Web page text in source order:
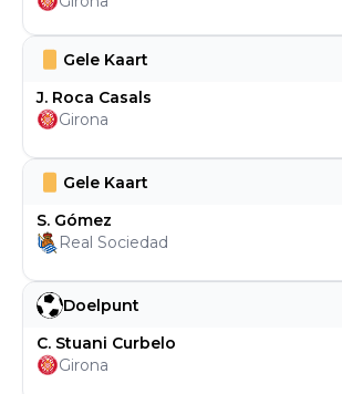
Doelpunt
C. Stuani Curbelo
Girona
Gele Kaart
S. Gómez
Real Sociedad
Gele Kaart
J. Roca Casals
Girona